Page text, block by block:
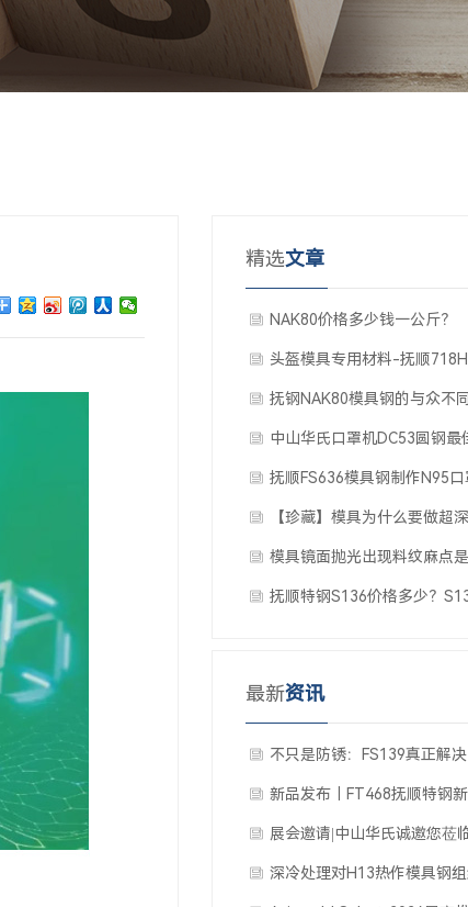
精选文章
NAK80价格多少钱一公斤？
头盔模具专用材料-抚顺
模具钢
抚钢NAK80模具钢的与众不
中山华氏口罩机DC53圆钢最
抚顺FS636模具钢制作N95
能质量显著提升
【珍藏】模具为什么要做超
模具镜面抛光出现料纹麻点
抚顺特钢S136价格多少？
最新资讯
不只是防锈：FS139真正解
个模具难题
新品发布｜FT468抚顺特钢
能模具钢发布
展会邀请|中山华氏诚邀您莅
洲国际模具展
深冷处理对H13热作模具钢